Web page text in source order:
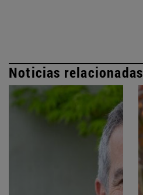
Noticias relacionadas